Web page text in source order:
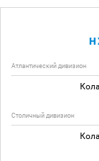
Атлантический дивизион
Столичный дивизион